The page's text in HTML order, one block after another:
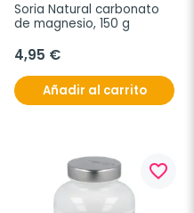
Soria Natural carbonato
de magnesio, 150 g
4,95 €
Añadir al carrito
favorite_border